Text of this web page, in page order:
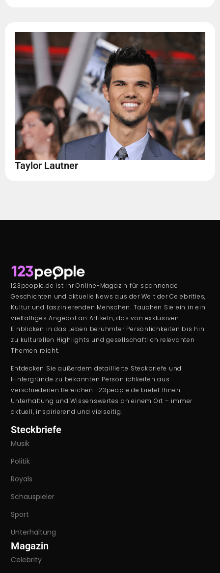
Taylor Lautner
123people.de ist Ihr Online-Magazin für spannende
Geschichten und aktuelle News aus der Welt der Celebrities,
Kultur und faszinierenden Menschen. Tauchen Sie ein in ein
vielfältiges Angebot an Artikeln, das von exklusiven
Einblicken in das Leben berühmter Persönlichkeiten bis hin
zu kulturellen Highlights und gesellschaftlich relevanten
Themen reicht.
Entdecken Sie außerdem detaillierte Steckbriefe und
Hintergründe zu bekannten Persönlichkeiten aus
verschiedenen Bereichen. 123people.de bietet Ihnen
Unterhaltung und Wissenswertes an einem Ort – immer
aktuell, inspirierend und vielseitig.
Steckbriefe
Musik
Politik
Royals
Schauspieler
Sport
Unterhaltung
Magazin
Celebrity